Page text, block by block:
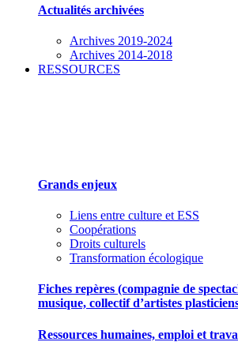
Actualités archivées
Archives 2019-2024
Archives 2014-2018
RESSOURCES
Grands enjeux
Liens entre culture et ESS
Coopérations
Droits culturels
Transformation écologique
Fiches repères (compagnie de
musique, collectif d’artistes
Ressources humaines, emploi et